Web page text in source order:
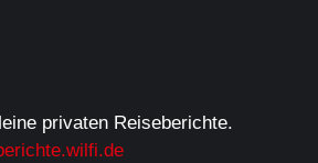
privaten Reiseberichte.